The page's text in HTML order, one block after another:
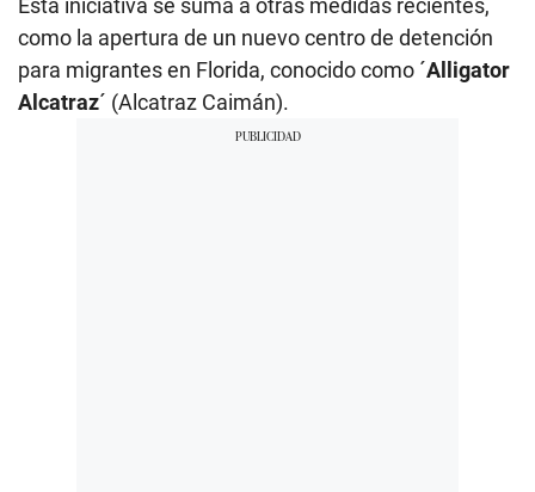
Esta iniciativa se suma a otras medidas recientes,
como la apertura de un nuevo centro de detención
para migrantes en Florida, conocido como ´Alligator
Alcatraz´ (Alcatraz Caimán).